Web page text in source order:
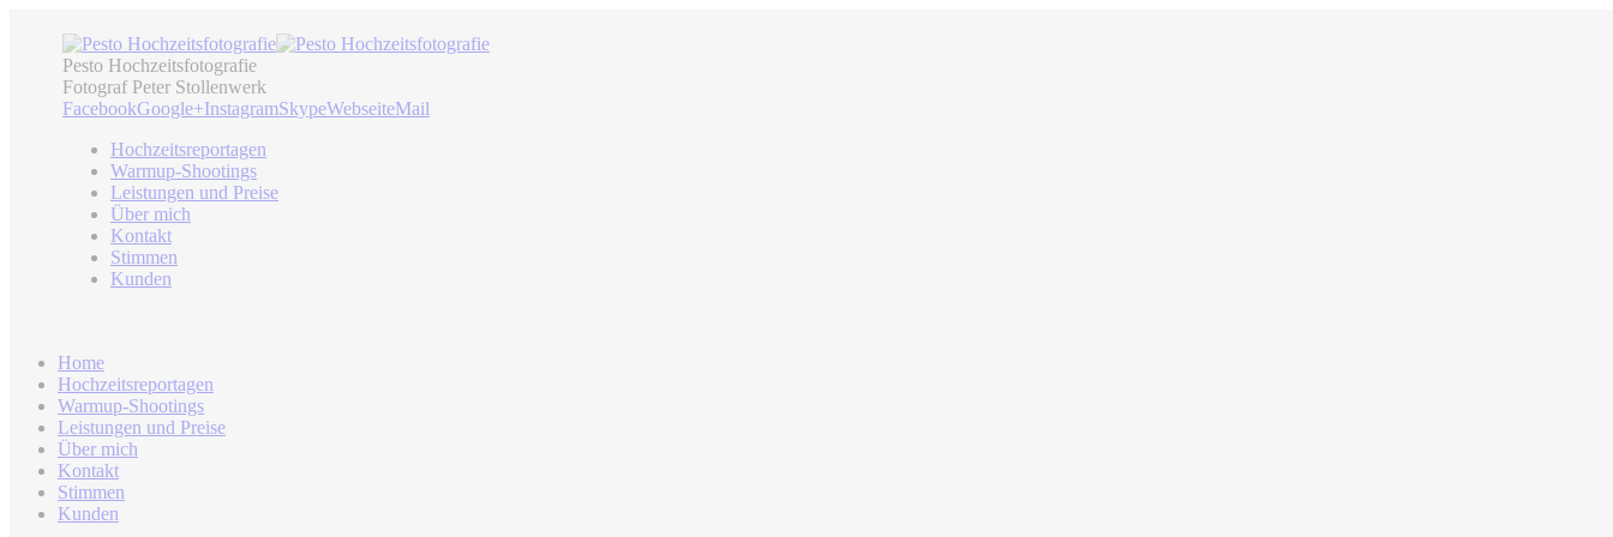
Pesto Hochzeitsfotografie
Fotograf Peter Stollenwerk
FacebookGoogle+InstagramSkypeWebseiteMail
Hochzeitsreportagen
Warmup-Shootings
Leistungen und Preise
Über mich
Kontakt
Stimmen
Kunden
Home
Hochzeitsreportagen
Warmup-Shootings
Leistungen und Preise
Über mich
Kontakt
Stimmen
Kunden